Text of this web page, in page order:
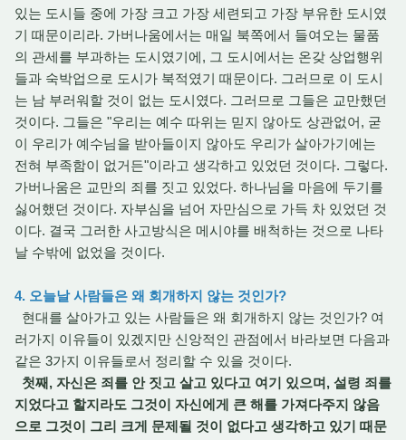
있는 도시들 중에 가장 크고 가장 세련되고 가장 부유한 도시였
기 때문이리라. 가버나움에서는 매일 북쪽에서 들여오는 물품
의 관세를 부과하는 도시였기에, 그 도시에서는 온갖 상업행위
들과 숙박업으로 도시가 북적였기 때문이다. 그러므로 이 도시
는 남 부러워할 것이 없는 도시였다. 그러므로 그들은 교만했던
것이다. 그들은 "우리는 예수 따위는 믿지 않아도 상관없어, 굳
이 우리가 예수님을 받아들이지 않아도 우리가 살아가기에는
전혀 부족함이 없거든"이라고 생각하고 있었던 것이다. 그렇다.
가버나움은 교만의 죄를 짓고 있었다. 하나님을 마음에 두기를
싫어했던 것이다. 자부심을 넘어 자만심으로 가득 차 있었던 것
이다. 결국 그러한 사고방식은 메시야를 배척하는 것으로 나타
날 수밖에 없었을 것이다.
4. 오늘날 사람들은 왜 회개하지 않는 것인가?
현대를 살아가고 있는 사람들은 왜 회개하지 않는 것인가? 여
러가지 이유들이 있겠지만 신앙적인 관점에서 바라보면 다음과
같은 3가지 이유들로서 정리할 수 있을 것이다.
첫째, 자신은 죄를 안 짓고 살고 있다고 여기 있으며, 설령 죄를
지었다고 할지라도 그것이 자신에게 큰 해를 가져다주지 않음
으로 그것이 그리 크게 문제될 것이 없다고 생각하고 있기 때문